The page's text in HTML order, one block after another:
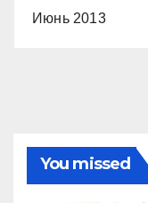
Июнь 2013
You missed